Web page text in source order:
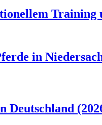
in
Deutschland